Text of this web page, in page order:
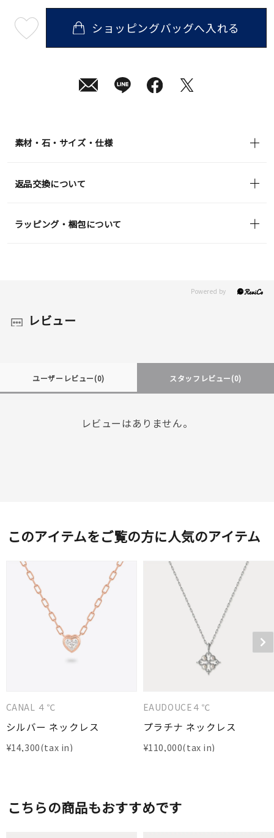
08
ショッピングバッグへ入れる
素材・石・サイズ・仕様
返品交換について
ラッピング・梱包について
レビュー
ユーザーレビュー(0) スタッフレビュー(0)
レビューはありません。
このアイテムをご覧の方に人気のアイテム
CANAL ４℃
シルバー ネックレス
¥14,300
EAUDOUCE４℃
プラチナ ネックレス
¥110,000
こちらの商品もおすすめです